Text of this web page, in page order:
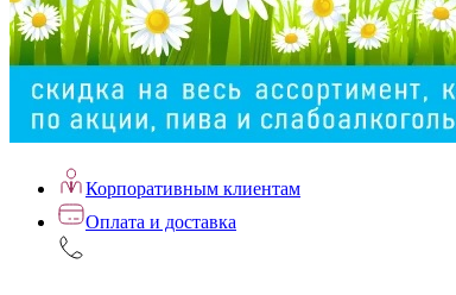
Корпоративным клиентам
Оплата и доставка